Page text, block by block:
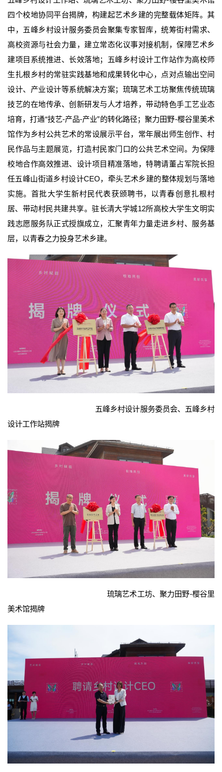
四个校地协同平台揭牌，构建起艺术乡建的完整载体矩阵。其
中，五峰乡村设计服务委员会聚集专家智库，统筹街村需求、
高校资源与社会力量，建立常态化议事对接机制，保障艺术乡
建项目系统推进、长效落地；五峰乡村设计工作站作为高校师
生扎根乡村的常驻实践基地和成果转化中心，点对点输出空间
设计、产业设计等系统解决方案；琉璃艺术工坊聚焦传统琉璃
技艺的在地传承、创新研发与人才培养，带动特色手工艺业态
培育，打通“技艺-产品-产业”的转化路径；聚力田野-樱谷里美术
馆作为乡村公共艺术的常设展示平台，常年展出师生创作、村
民作品与主题展览，打造村民家门口的公共艺术空间。为保障
校地合作高效推进、设计项目精准落地，特聘请董占军院长担
任五峰山街道乡村设计CEO，牵头艺术乡建的整体规划与落地
实施。首批大学生新村民代表获颁聘书，以青春创意扎根村
居、带动村民共建共享。驻长清大学城12所高校大学生文明实
践志愿服务队正式授旗成立，汇聚青年力量走进乡村、服务基
层，以青春之力投身艺术乡建。
五峰乡村设计服务委员会、五峰乡村
设计工作站揭牌
琉璃艺术工坊、聚力田野-樱谷里
美术馆揭牌